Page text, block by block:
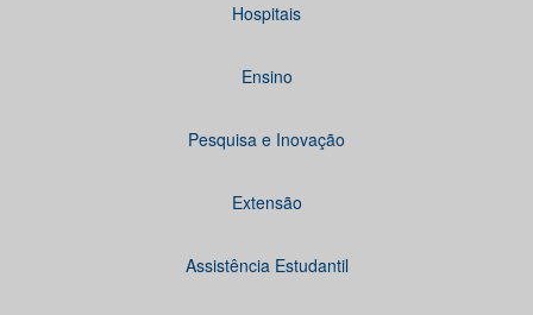
Hospitais
Ensino
Pesquisa e Inovação
Extensão
Assistência Estudantil